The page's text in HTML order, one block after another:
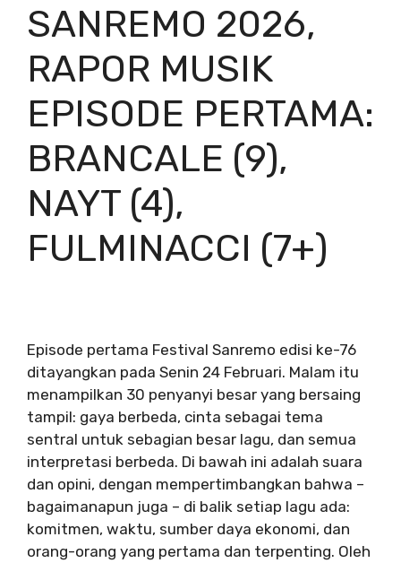
SANREMO 2026,
RAPOR MUSIK
EPISODE PERTAMA:
BRANCALE (9),
NAYT (4),
FULMINACCI (7+)
Episode pertama Festival Sanremo edisi ke-76
ditayangkan pada Senin 24 Februari. Malam itu
menampilkan 30 penyanyi besar yang bersaing
tampil: gaya berbeda, cinta sebagai tema
sentral untuk sebagian besar lagu, dan semua
interpretasi berbeda. Di bawah ini adalah suara
dan opini, dengan mempertimbangkan bahwa –
bagaimanapun juga – di balik setiap lagu ada:
komitmen, waktu, sumber daya ekonomi, dan
orang-orang yang pertama dan terpenting. Oleh